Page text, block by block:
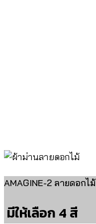
AMAGINE-2 ลายดอกไม้
มีให้เลือก 4 สี